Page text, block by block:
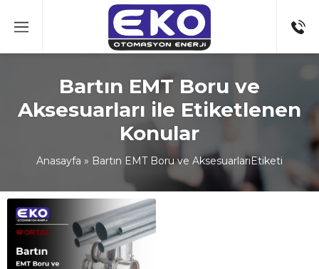
Bartın EMT Boru ve
Aksesuarları ile Etiketlenen
Konular
Anasayfa » Bartın EMT Boru ve AksesuarlarıEtiketi